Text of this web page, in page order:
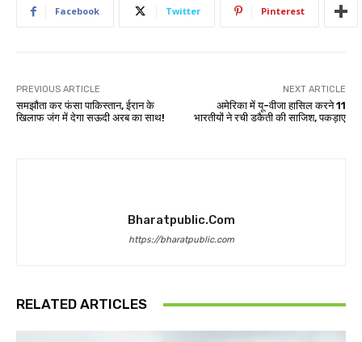
Facebook Twitter Pinterest
PREVIOUS ARTICLE
समझौता कर फंसा पाकिस्तान, ईरान के
खिलाफ जंग में देगा सऊदी अरब का साथ!
NEXT ARTICLE
अमेरिका में यू-वीजा हासिल करने 11
भारतीयों ने रची डकैती की साजिश, पकड़ाए
Bharatpublic.com
https://bharatpublic.com
RELATED ARTICLES